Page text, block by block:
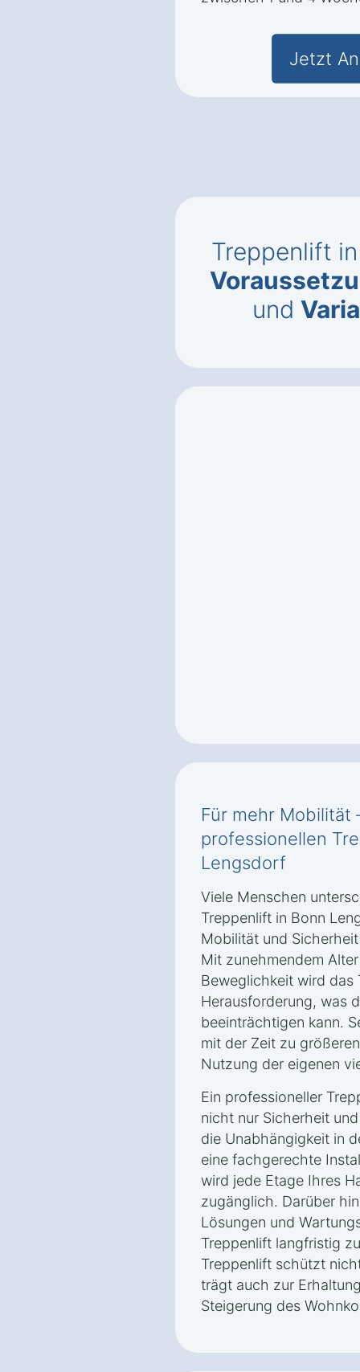
Jetzt
Treppenlift
und
Für mehr Mobilität
professionellen
Lengsdorf
Viele Menschen
Treppenlift in Bonn
Mobilität und
Mit zunehmendem
Beweglichkeit wird das
Herausforderung, was
beeinträchtigen kann.
mit der Zeit zu
Nutzung der eigenen
Ein professioneller
nicht nur Sicherheit
die Unabhängigkeit in
eine fachgerechte
wird jede Etage Ihres
zugänglich. Darüber
Lösungen und
Treppenlift langfristig
Treppenlift schützt
trägt auch zur
Steigerung des